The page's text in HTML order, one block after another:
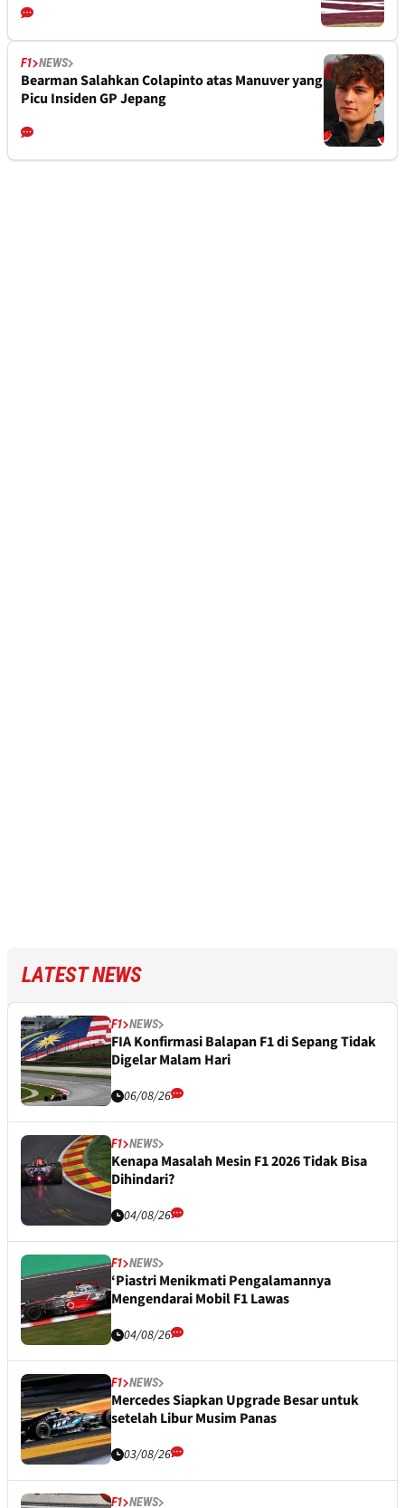
F1 NEWS
Bearman Salahkan Colapinto atas Manuver yang
Picu Insiden GP Jepang
LATEST NEWS
F1 NEWS
FIA Konfirmasi Balapan F1 di Sepang Tidak
Digelar Malam Hari
06/08/26
F1 NEWS
Kenapa Masalah Mesin F1 2026 Tidak Bisa
Dihindari?
04/08/26
F1 NEWS
‘Piastri Menikmati Pengalamannya
Mengendarai Mobil F1 Lawas
04/08/26
F1 NEWS
Mercedes Siapkan Upgrade Besar untuk
setelah Libur Musim Panas
03/08/26
F1 NEWS